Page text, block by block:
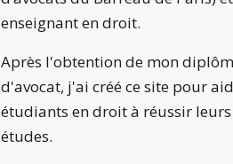
enseignant en droit.
Après l'obtention de mon
d'avocat, j'ai créé ce site pour
étudiants en droit à réussir leurs
études.